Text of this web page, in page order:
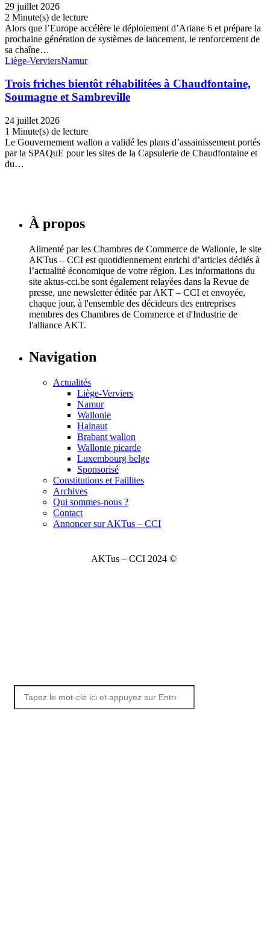
29 juillet 2026
2 Minute(s) de lecture
Alors que l’Europe accélère le déploiement d’Ariane 6 et prépare la
prochaine génération de systèmes de lancement, le renforcement de
sa chaîne…
Liège-VerviersNamur
Trois friches bientôt réhabilitées à Chaudfontaine,
Soumagne et Sambreville
24 juillet 2026
1 Minute(s) de lecture
Le Gouvernement wallon a validé les plans d’assainissement portés
par la SPAQuE pour les sites de la Capsulerie de Chaudfontaine et
du…
À propos
Alimenté par les Chambres de Commerce de Wallonie, le site
AKTus – CCI est quotidiennement enrichi d’articles dédiés à
l’actualité économique de votre région. Les informations du
site aktus-cci.be sont également relayées dans la Revue de
presse, une newsletter éditée par AKT – CCI et envoyée,
chaque jour, à l'ensemble des décideurs des entreprises
membres des Chambres de Commerce et d'Industrie de
l'alliance AKT.
Navigation
Actualités
Liège-Verviers
Namur
Wallonie
Hainaut
Brabant wallon
Wallonie picarde
Luxembourg belge
Sponsorisé
Constitutions et Faillites
Archives
Qui sommes-nous ?
Contact
Annoncer sur AKTus – CCI
AKTus – CCI 2024 ©